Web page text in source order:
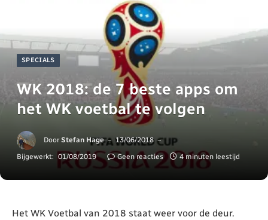
SPECIALS
WK 2018: de 7 beste apps om
het WK voetbal te volgen
Door Stefan Hage
13/06/2018
Bijgewerkt: 01/08/2019 Geen reacties 4 minuten leestijd
Het WK Voetbal van 2018 staat weer voor de deur.